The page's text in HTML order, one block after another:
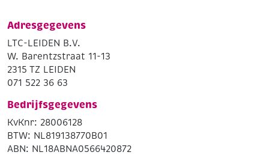
Adresgegevens
LTC-LEIDEN B.V.
W. Barentzstraat 11-13
2315 TZ LEIDEN
071 522 36 63
Bedrijfsgegevens
KvKnr: 28006128
BTW: NL819138770B01
ABN: NL18ABNA0566420872